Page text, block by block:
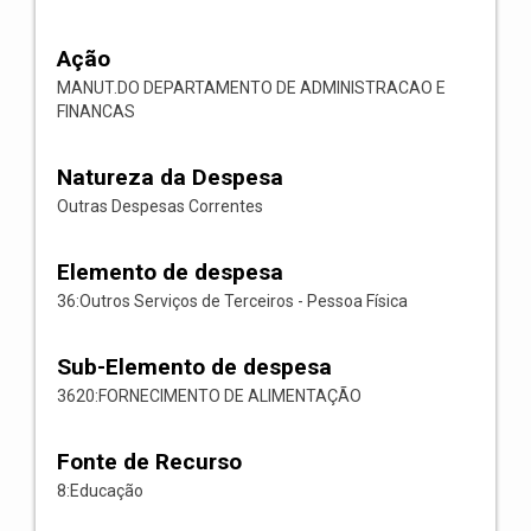
Ação
MANUT.DO DEPARTAMENTO DE ADMINISTRACAO E
FINANCAS
Natureza da Despesa
Outras Despesas Correntes
Elemento de despesa
36:Outros Serviços de Terceiros - Pessoa Física
Sub-Elemento de despesa
3620:FORNECIMENTO DE ALIMENTAÇÃO
Fonte de Recurso
8:Educação